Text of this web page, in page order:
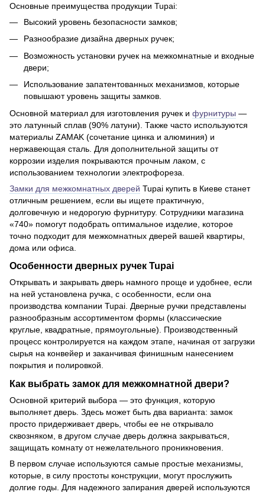
Основные преимущества продукции Tupai:
Высокий уровень безопасности замков;
Разнообразие дизайна дверных ручек;
Возможность установки ручек на межкомнатные и входные
двери;
Использование запатентованных механизмов, которые
повышают уровень защиты замков.
Основной материал для изготовления ручек и фурнитуры —
это латунный сплав (90% латуни). Также часто используются
материалы ZAMAK (сочетание цинка и алюминия) и
нержавеющая сталь. Для дополнительной защиты от
коррозии изделия покрываются прочным лаком, с
использованием технологии электрофореза.
Замки для межкомнатных дверей Tupai купить в Киеве станет
отличным решением, если вы ищете практичную,
долговечную и недорогую фурнитуру. Сотрудники магазина
«740» помогут подобрать оптимальное изделие, которое
точно подходит для межкомнатных дверей вашей квартиры,
дома или офиса.
Особенности дверных ручек Tupai
Открывать и закрывать дверь намного проще и удобнее, если
на ней установлена ручка, с особенности, если она
производства компании Tupai. Дверные ручки представлены
разнообразным ассортиментом формы (классические
круглые, квадратные, прямоугольные). Производственный
процесс контролируется на каждом этапе, начиная от загрузки
сырья на конвейер и заканчивая финишным нанесением
покрытия и полировкой.
Как выбрать замок для межкомнатной двери?
Основной критерий выбора — это функция, которую
выполняет дверь. Здесь может быть два варианта: замок
просто придерживает дверь, чтобы ее не открывало
сквозняком, в другом случае дверь должна закрываться,
защищать комнату от нежелательного проникновения.
В первом случае используются самые простые механизмы,
которые, в силу простоты конструкции, могут прослужить
долгие годы. Для надежного запирания дверей используются